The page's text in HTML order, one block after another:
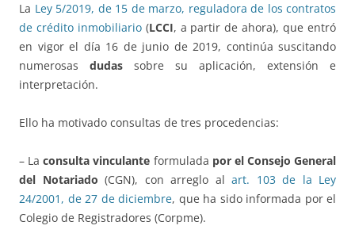
La Ley 5/2019, de 15 de marzo, reguladora de los contratos
de crédito inmobiliario(LCCI, a partir de ahora), que entró
en vigor el día 16 de junio de 2019, continúa suscitando
numerosas dudas sobre su aplicación, extensión e
interpretación.
Ello ha motivado consultas de tres procedencias:
– Laconsulta vinculante formulada por el Consejo General
del Notariado (CGN), con arreglo al art. 103 de la Ley
24/2001, de 27 de diciembre, que ha sido informada por el
Colegio de Registradores (Corpme).